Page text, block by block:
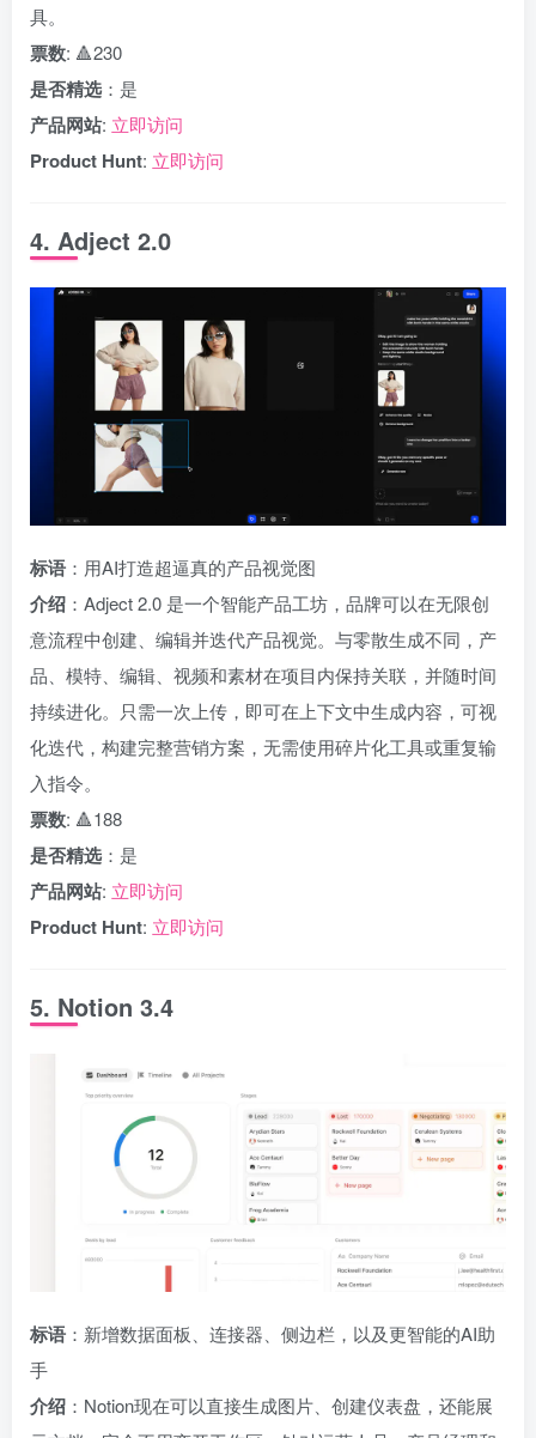
具。
票数: 🔺230
是否精选 ：是
产品网站: 立即访问
Product Hunt: 立即访问
4. Adject 2.0
标语 ：用AI打造超逼真的产品视觉图
介绍 ：Adject 2.0 是一个智能产品工坊，品牌可以在无限创
意流程中创建、编辑并迭代产品视觉。与零散生成不同，产
品、模特、编辑、视频和素材在项目内保持关联，并随时间
持续进化。只需一次上传，即可在上下文中生成内容，可视
化迭代，构建完整营销方案，无需使用碎片化工具或重复输
入指令。
票数: 🔺188
是否精选 ：是
产品网站: 立即访问
Product Hunt: 立即访问
5. Notion 3.4
标语 ：新增数据面板、连接器、侧边栏，以及更智能的AI助
手
介绍 ：Notion现在可以直接生成图片、创建仪表盘，还能展